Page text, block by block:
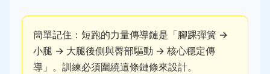
簡單記住：短跑的力量傳導鏈是「腳踝彈簧 →
小腿 → 大腿後側與臀部驅動 → 核心穩定傳
導」。訓練必須圍繞這條鏈條來設計。